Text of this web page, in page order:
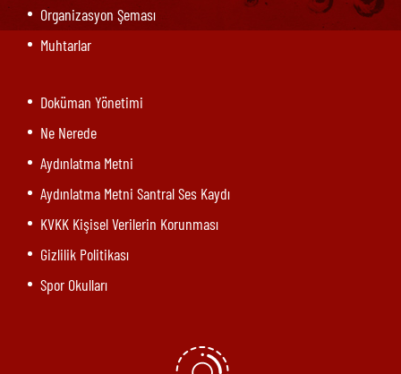
Organizasyon Şeması
Muhtarlar
Doküman Yönetimi
Ne Nerede
Aydınlatma Metni
Aydınlatma Metni Santral Ses Kaydı
KVKK Kişisel Verilerin Korunması
Gizlilik Politikası
Spor Okulları